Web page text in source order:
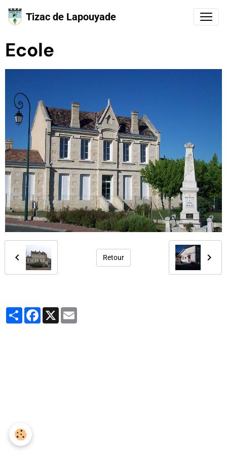
Tizac de Lapouyade
Ecole
Retour
PartagerFacebook
X